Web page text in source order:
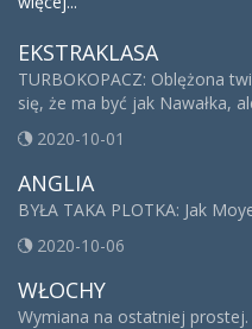
EKSTRAKLASA
TURBOKOPACZ: Oblężona
się, że ma być jak Nawałka,
2020-10-01
ANGLIA
BYŁA TAKA PLOTKA: Jak
2020-10-06
WŁOCHY
Wymiana na ostatniej